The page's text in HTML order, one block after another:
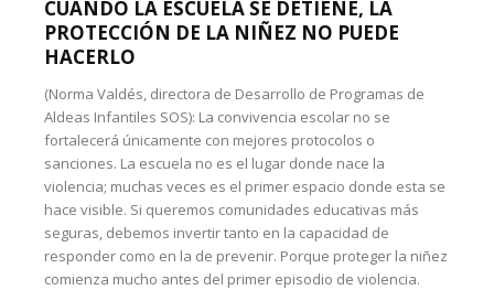
CUANDO LA ESCUELA SE DETIENE, LA
PROTECCIÓN DE LA NIÑEZ NO PUEDE
HACERLO
(Norma Valdés, directora de Desarrollo de Programas de
Aldeas Infantiles SOS): La convivencia escolar no se
fortalecerá únicamente con mejores protocolos o
sanciones. La escuela no es el lugar donde nace la
violencia; muchas veces es el primer espacio donde esta se
hace visible. Si queremos comunidades educativas más
seguras, debemos invertir tanto en la capacidad de
responder como en la de prevenir. Porque proteger la niñez
comienza mucho antes del primer episodio de violencia.